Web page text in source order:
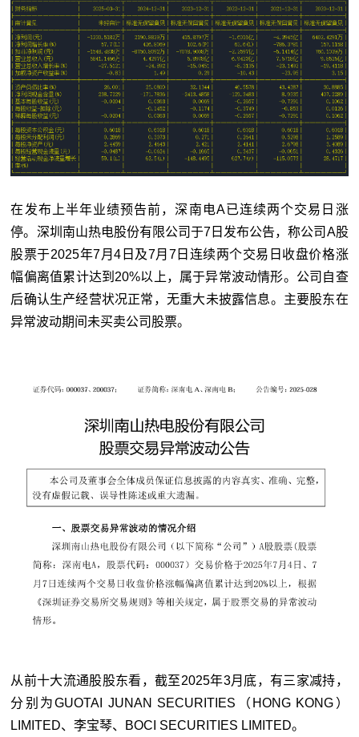
在发布上半年业绩预告前，深南电A已连续两个交易日涨
停。深圳南山热电股份有限公司于7日发布公告，称公司A股
股票于2025年7月4日及7月7日连续两个交易日收盘价格涨
幅偏离值累计达到20%以上，属于异常波动情形。公司自查
后确认生产经营状况正常，无重大未披露信息。主要股东在
异常波动期间未买卖公司股票。
从前十大流通股股东看，截至2025年3月底，有三家减持，
分别为GUOTAI JUNAN SECURITIES（HONG KONG）
LIMITED、李宝琴、BOCI SECURITIES LIMITED。